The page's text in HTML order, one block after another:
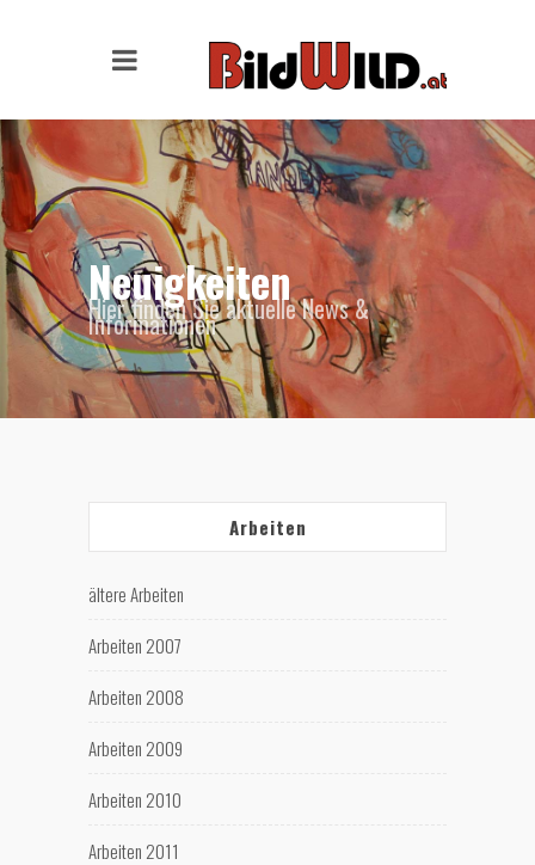
Neuigkeiten
Hier finden Sie aktuelle News &
Informationen
Arbeiten
ältere Arbeiten
Arbeiten 2007
Arbeiten 2008
Arbeiten 2009
Arbeiten 2010
Arbeiten 2011